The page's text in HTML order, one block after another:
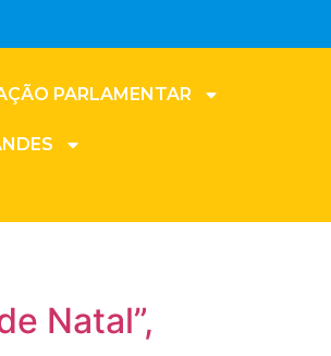
PARLAMENTAR
Natal”,